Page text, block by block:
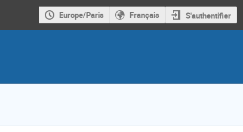
Europe/Paris Français S'authentifier